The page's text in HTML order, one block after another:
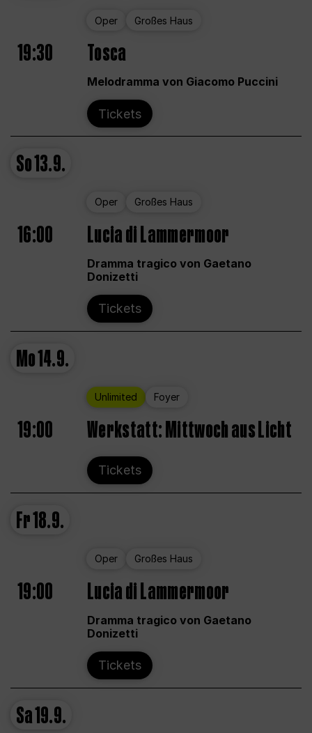
Oper Großes Haus
19:30 Tosca
Melodramma von Giacomo Puccini
Tickets
So13.9.
Oper Großes Haus
16:00 Lucia di Lammermoor
Dramma tragico von Gaetano
Donizetti
Tickets
Mo14.9.
Unlimited Foyer
19:00 Werkstatt: Mittwoch aus Licht
Tickets
Fr18.9.
Oper Großes Haus
19:00 Lucia di Lammermoor
Dramma tragico von Gaetano
Donizetti
Tickets
Sa19.9.